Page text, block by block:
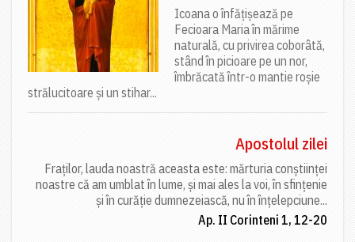
Icoana o înfățișează pe
Fecioara Maria în mărime
naturală, cu privirea coborâtă,
stând în picioare pe un nor,
îmbrăcată într-o mantie roșie
strălucitoare și un stihar...
Apostolul zilei
Fraților, lauda noastră aceasta este: mărturia conștiinței
noastre că am umblat în lume, și mai ales la voi, în sfințenie
și în curăție dumnezeiască, nu în înțelepciune...
Ap. II Corinteni 1, 12-20